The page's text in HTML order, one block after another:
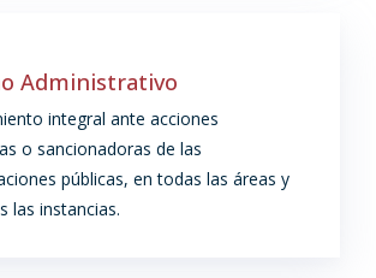
Administrativo
integral ante acciones
o sancionadoras de las
públicas, en todas las áreas y
las instancias.